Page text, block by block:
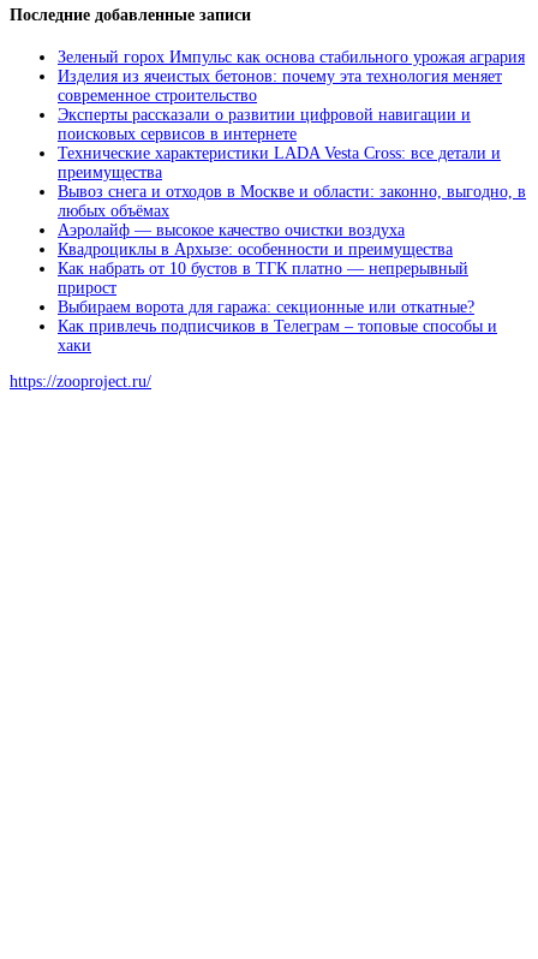
Последние добавленные записи
Зеленый горох Импульс как основа стабильного урожая агрария
Изделия из ячеистых бетонов: почему эта технология меняет
современное строительство
Эксперты рассказали о развитии цифровой навигации и
поисковых сервисов в интернете
Технические характеристики LADA Vesta Cross: все детали и
преимущества
Вывоз снега и отходов в Москве и области: законно, выгодно, в
любых объёмах
Аэролайф — высокое качество очистки воздуха
Квадроциклы в Архызе: особенности и преимущества
Как набрать от 10 бустов в ТГК платно — непрерывный
прирост
Выбираем ворота для гаража: секционные или откатные?
Как привлечь подписчиков в Телеграм – топовые способы и
хаки
https://zooproject.ru/